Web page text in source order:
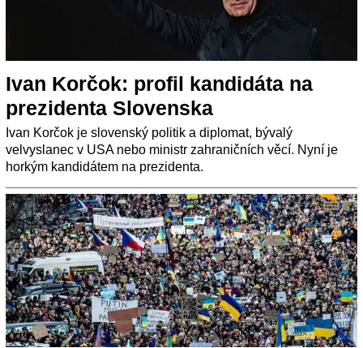
Ivan Korčok: profil kandidáta na
prezidenta Slovenska
Ivan Korčok je slovenský politik a diplomat, bývalý
velvyslanec v USA nebo ministr zahraničních věcí. Nyní je
horkým kandidátem na prezidenta.